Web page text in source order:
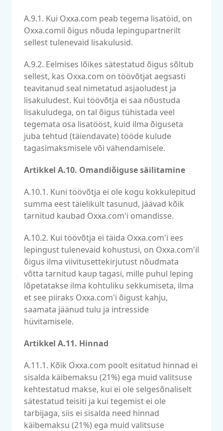
A.9.1. Kui Oxxa.com peab tegema lisatöid, on
Oxxa.comil õigus nõuda lepingupartnerilt
sellest tulenevaid lisakulusid.
A.9.2. Eelmises lõikes sätestatud õigus sõltub
sellest, kas Oxxa.com on töövõtjat aegsasti
teavitanud seal nimetatud asjaoludest ja
lisakuludest. Kui töövõtja ei saa nõustuda
lisakuludega, on tal õigus tühistada veel
tegemata osa lisatööst, kuid ilma õiguseta
juba tehtud (täiendavate) tööde kulude
tagasimaksmisele või vähendamisele.
Artikkel A.10. Omandiõiguse säilitamine
A.10.1. Kuni töövõtja ei ole kogu kokkulepitud
summa eest täielikult tasunud, jäävad kõik
tarnitud kaubad Oxxa.com'i omandisse.
A.10.2. Kui töövõtja ei täida Oxxa.com'i ees
lepingust tulenevaid kohustusi, on Oxxa.com'il
õigus ilma viivitusettekirjutust nõudmata
võtta tarnitud kaup tagasi, mille puhul leping
lõpetatakse ilma kohtuliku sekkumiseta, ilma
et see piiraks Oxxa.com'i õigust kahju,
saamata jäänud tulu ja intresside
hüvitamisele.
Artikkel A.11. Hinnad
A.11.1. Kõik Oxxa.com poolt esitatud hinnad ei
sisalda käibemaksu (21%) ega muid valitsuse
kehtestatud makse, kui ei ole selgesõnaliselt
sätestatud teisiti ja kui tegemist ei ole
tarbijaga, siis ei sisalda need hinnad
käibemaksu (21%) ega muid valitsuse